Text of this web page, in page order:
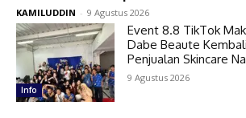
KAMILUDDIN - 9 Agustus 2026
Info
Event 8.8 TikTok
Dabe Beaute
Penjualan Skincare
9 Agustus 2026